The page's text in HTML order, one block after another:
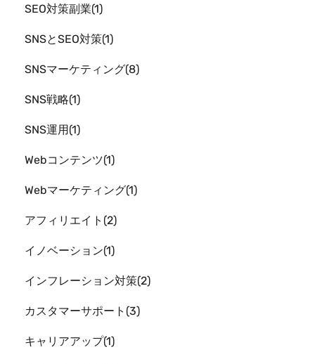
SEO対策副業 1
SNSとSEO対策 1
SNSマーケティング 8
SNS戦略 1
SNS運用 1
Webコンテンツ 1
Webマーケティング 1
アフィリエイト 2
イノベーション 1
インフレーション対策 2
カスタマーサポート 3
キャリアアップ 1